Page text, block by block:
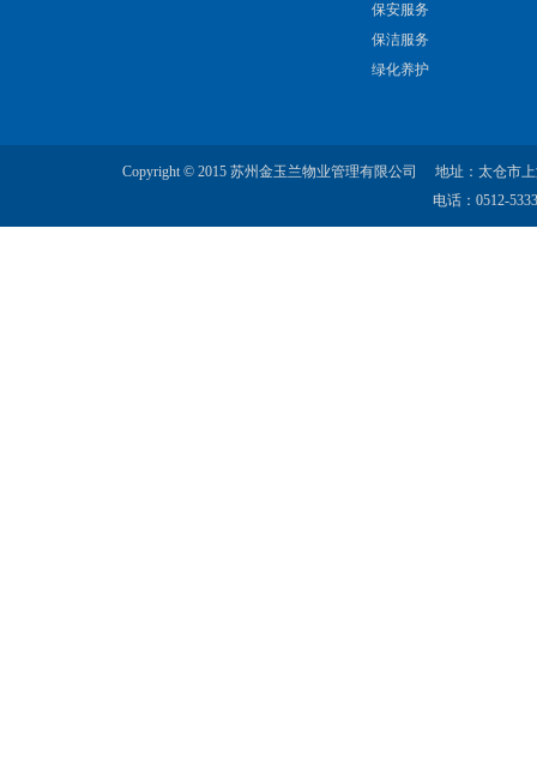
保安服务
保洁服务
绿化养护
Copyright © 2015 苏州金玉兰物业管理有限公司 地址：太仓市
电话：0512-